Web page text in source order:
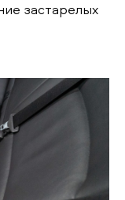
застарелых